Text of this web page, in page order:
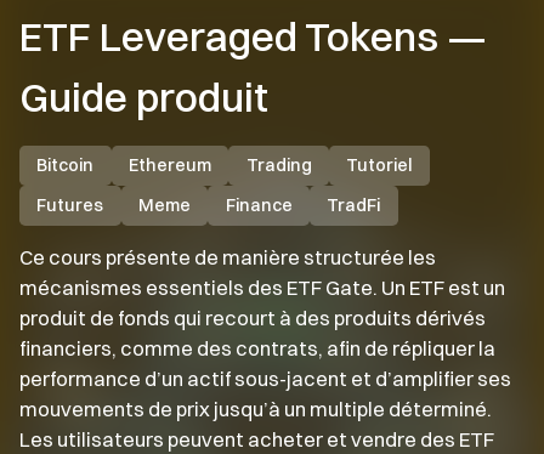
ETF Leveraged Tokens —
Guide produit
Bitcoin Ethereum Trading
Tutoriel
Futures
Meme Finance TradFi
Ce cours présente de manière structurée les
mécanismes essentiels des ETF Gate. Un ETF est un
produit de fonds qui recourt à des produits dérivés
financiers, comme des contrats, afin de répliquer la
performance d’un actif sous-jacent et d’amplifier ses
mouvements de prix jusqu’à un multiple déterminé.
Les utilisateurs peuvent acheter et vendre des ETF